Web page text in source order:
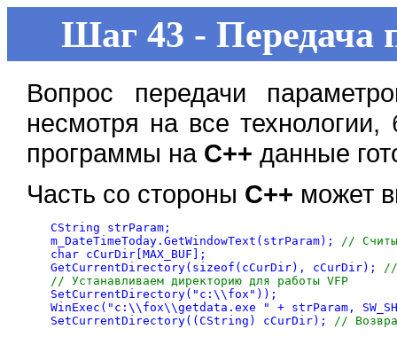
Шаг 43 - Передача
Вопрос передачи
несмотря на все
программы на С++ данные
Часть со стороны С++ может
CString strParam;
m_DateTimeToday.GetWindowText(strParam);
//
char cCurDir[MAX_BUF];
GetCurrentDirectory(sizeof(cCurDir), cCurDir);
//
// Устанавливаем директорию для работы VFP
SetCurrentDirectory("c:\\fox"));
WinExec("c:\\fox\\getdata.exe " + strParam,
SetCurrentDirectory((CString) cCurDir);
//